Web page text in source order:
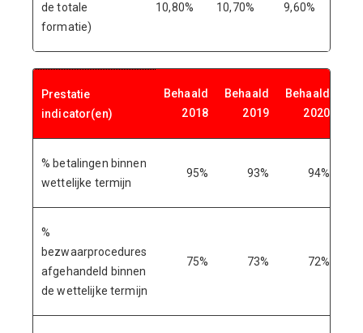
de totale
formatie)
10,80% 10,70% 9,60%
Prestatie
indicator(en)
Behaald
2018
Behaald
2019
Behaald
2020
% betalingen binnen
wettelijke termijn
95% 93% 94%
%
bezwaarprocedures
afgehandeld binnen
de wettelijke termijn
75% 73% 72%